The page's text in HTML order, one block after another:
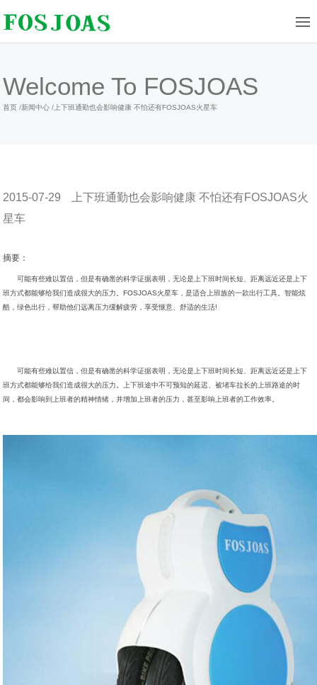
Welcome To FOSJOAS
首页 /新闻中心 / 上下班通勤也会影响健康 不怕还有FOSJOAS火星车
2015-07-29
上下班通勤也会影响健康 不怕还有FOSJOAS火
星车
摘要：
可能有些难以置信，但是有确凿的科学证据表明，无论是上下班时间长短、距离远近还是上下
班方式都能够给我们造成很大的压力。FOSJOAS火星车，是适合上班族的一款出行工具。智能炫
酷，绿色出行，帮助他们远离压力缓解疲劳，享受惬意、舒适的生活!
可能有些难以置信，但是有确凿的科学证据表明，无论是上下班时间长短、距离远近还是上下
班方式都能够给我们造成很大的压力。上下班途中不可预知的延迟、被堵车拉长的上班路途的时
间，都会影响到上班者的精神情绪，并增加上班者的压力，甚至影响上班者的工作效率。